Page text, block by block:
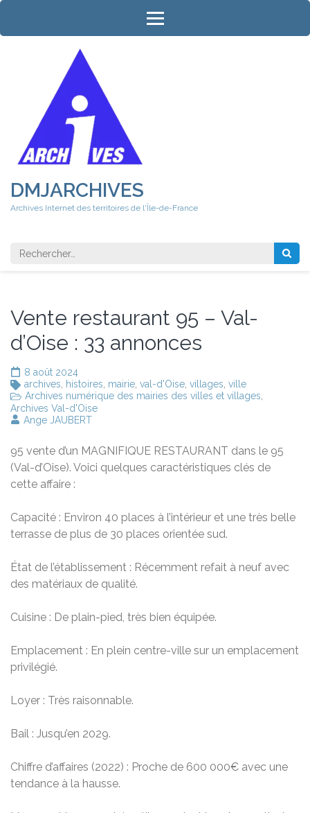
Aller
contenu
DMJARCHIVES
Archives Internet des territoires de l'Île-de-France
Rechercher
Vente restaurant 95 – Val-
d’Oise : 33 annonces
8 août 2024
archives
histoires mairie val-d'Oise villages ville
Archives numérique des mairies des villes et villages
Archives Val-d'Oise
Ange JAUBERT
95 vente d’un MAGNIFIQUE RESTAURANT dans le 95
(Val-d’Oise). Voici quelques caractéristiques clés de
cette affaire :
Capacité : Environ 40 places à l’intérieur et une très belle
terrasse de plus de 30 places orientée sud.
État de l’établissement : Récemment refait à neuf avec
des matériaux de qualité.
Cuisine : De plain-pied, très bien équipée.
Emplacement : En plein centre-ville sur un emplacement
privilégié.
Loyer : Très raisonnable.
Bail : Jusqu’en 2029.
Chiffre d’affaires (2022) : Proche de 600 000€ avec une
tendance à la hausse.